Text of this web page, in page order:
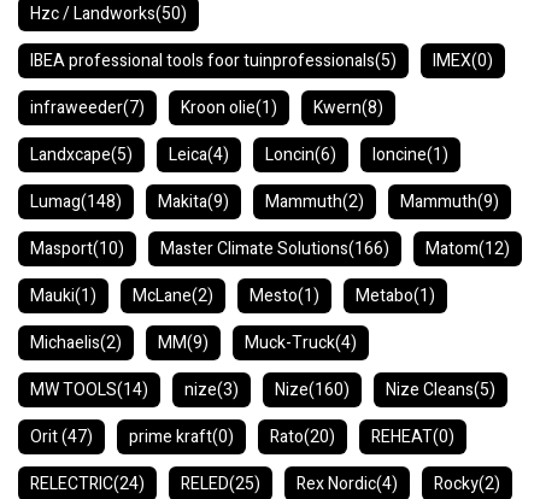
Hzc / Landworks(50)
IBEA professional tools foor tuinprofessionals(5) IMEX(0)
infraweeder(7) Kroon olie(1) Kwern(8)
Landxcape(5) Leica(4) Loncin(6) loncine(1)
Lumag(148) Makita(9) Mammuth(2) Mammuth(9)
Masport(10) Master Climate Solutions(166) Matom(12)
Mauki(1) McLane(2) Mesto(1) Metabo(1)
Michaelis(2) MM(9) Muck-Truck(4)
MW TOOLS(14) nize(3) Nize(160) Nize Cleans(5)
Orit(47) prime kraft(0) Rato(20) REHEAT(0)
RELECTRIC(24) RELED(25) Rex Nordic(4) Rocky(2)